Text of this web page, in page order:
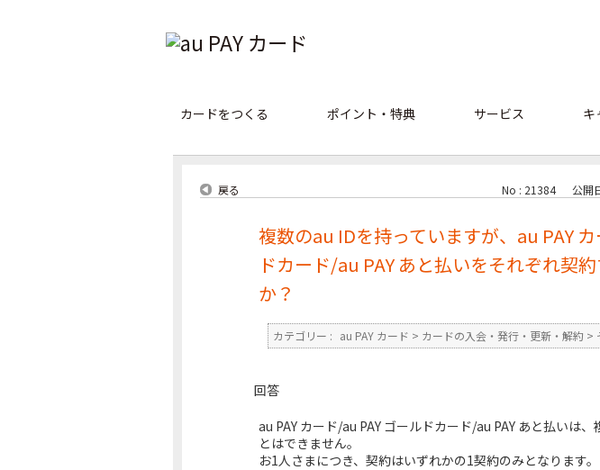
カードをつくる ポイント・特典 サービス キ
戻る No : 21384 公開
複数のau IDを持っていますが、au PAY
ドカード/au PAY あと払いをそれぞれ契
か？
カテゴリー : au PAY カード > カードの入会・発行・更新・解約 >
回答
au PAY カード/au PAY ゴールドカード/au PAY あと払いは
とはできません。
お1人さまにつき、契約はいずれかの1契約のみとなります。